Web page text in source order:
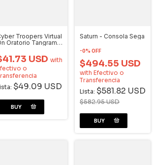
Troopers Virtual
Oratorio Tangram
USD with
o
$49.09 USD
Saturn - Consola Sega
-0% OFF
$494.55 USD
with Efectivo o
Transferencia
Lista: $581.82 USD
$582.95 USD